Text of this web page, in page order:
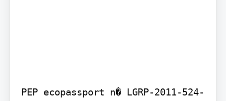
PEP ecopassport n� LGRP-2011-524-